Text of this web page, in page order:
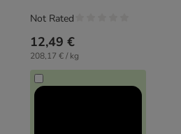
12,49 €
208,17 € / kg
Not Rated